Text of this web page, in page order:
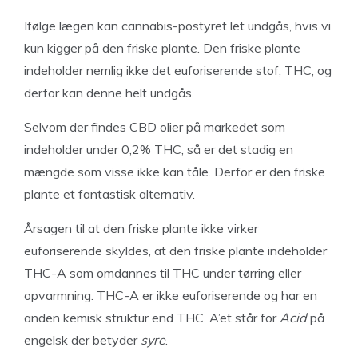
Ifølge lægen kan cannabis-postyret let undgås, hvis vi
kun kigger på den friske plante. Den friske plante
indeholder nemlig ikke det euforiserende stof, THC, og
derfor kan denne helt undgås.
Selvom der findes CBD olier på markedet som
indeholder under 0,2% THC, så er det stadig en
mængde som visse ikke kan tåle. Derfor er den friske
plante et fantastisk alternativ.
Årsagen til at den friske plante ikke virker
euforiserende skyldes, at den friske plante indeholder
THC-A som omdannes til THC under tørring eller
opvarmning. THC-A er ikke euforiserende og har en
anden kemisk struktur end THC. A’et står forAcidpå
engelsk der betyder syre.